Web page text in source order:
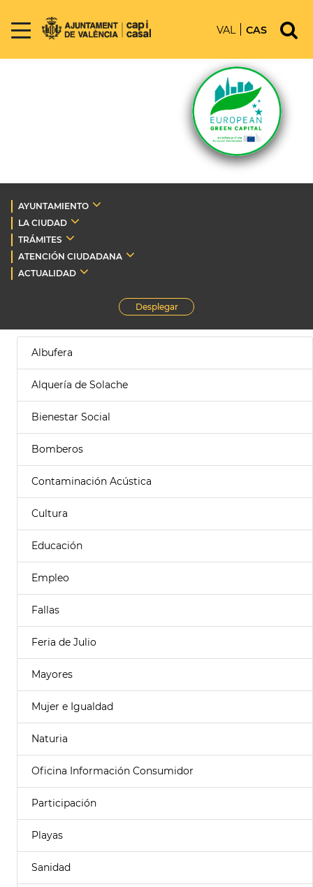
VAL CAS
AYUNTAMIENTO
LA CIUDAD
TRÁMITES
ATENCIÓN CIUDADANA
ACTUALIDAD
Desplegar
Albufera
Alquería de Solache
Bienestar Social
Bomberos
Contaminación Acústica
Cultura
Educación
Empleo
Fallas
Feria de Julio
Mayores
Mujer e Igualdad
Naturia
Oficina Información Consumidor
Participación
Playas
Sanidad